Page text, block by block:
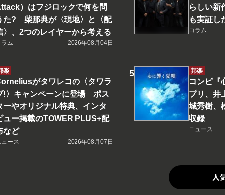
）はフジロックで何を問
た? 柴那典が〈現地〉と〈配
〉、2つのレイヤーから考える
ラム 2026年08月04日
らしい新
も実証し
コラム
楽
がタワレコの〈タワラ
!〉キャンペーンに登場 ポス
ーやオリジナル特典、インタ
ュー掲載のTOWER PLUS+配
など
ュース 2026年08月07日
邦楽
コンピ『
プリ、井
城秀樹、
収録
ニュース
人